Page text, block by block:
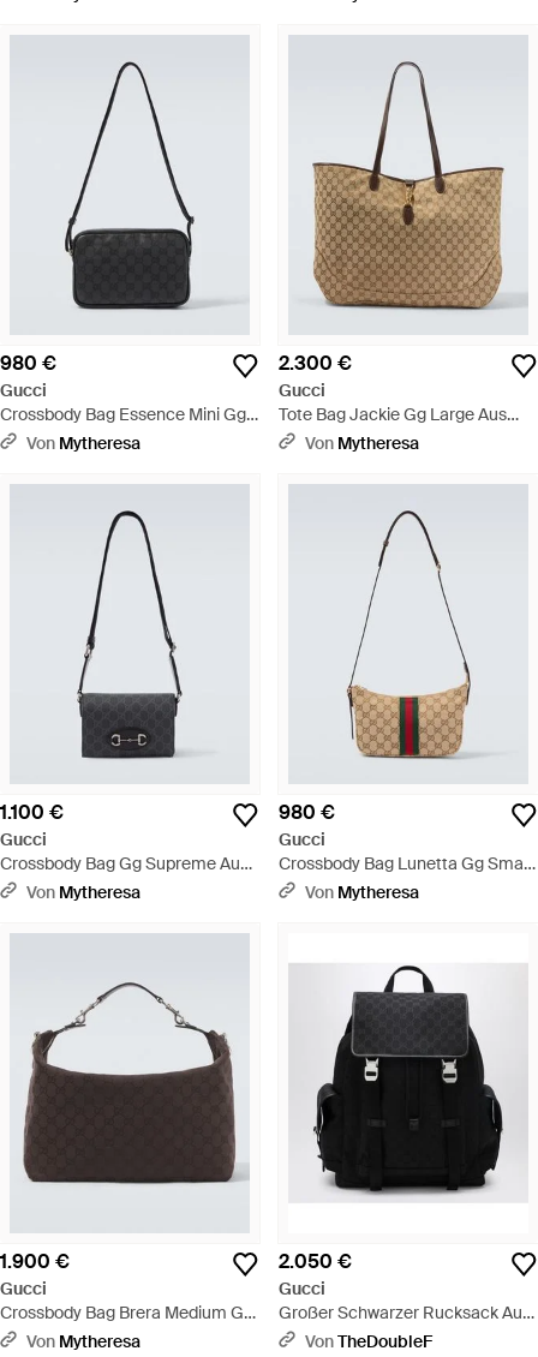
980 €
Gucci
Crossbody Bag Essence Mini Gg
Aus Canvas - Schwarz
Von Mytheresa
2.300 €
Gucci
Tote Bag Jackie Gg Large Aus
Canvas - Natur
Von Mytheresa
1.100 €
Gucci
Crossbody Bag Gg Supreme Aus
Canvas Mit Leder - Schwarz
Von Mytheresa
980 €
Gucci
Crossbody Bag Lunetta Gg Small
Aus Canvas - Weiß
Von Mytheresa
1.900 €
Gucci
Crossbody Bag Brera Medium Gg
Aus Canvas - Weiß
Von Mytheresa
2.050 €
Gucci
Großer Schwarzer Rucksack Aus
Gg-Stoff - Schwarz
VonTheDoubleF